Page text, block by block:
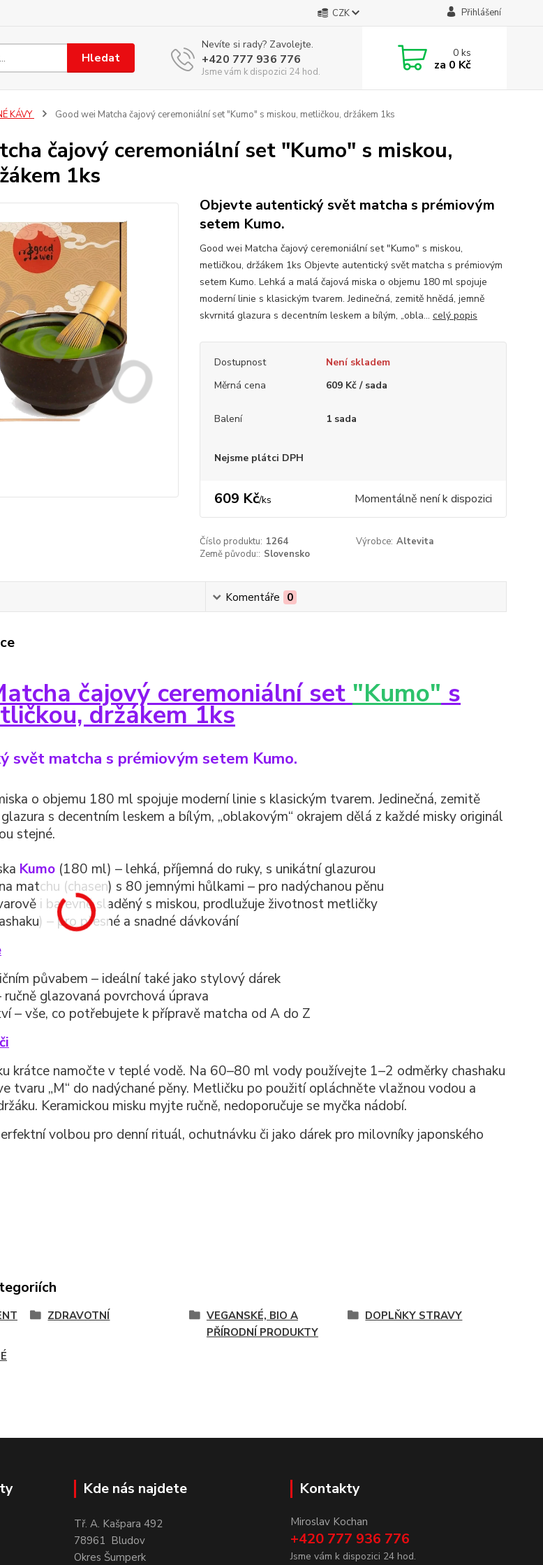
CZK Přihlášení
Hledat
Nevíte si rady? Zavolejte.
+420 777 936 776
Jsme vám k dispozici 24 hod.
0ks
za 0 Kč
KÁVY Good wei Matcha čajový ceremoniální set "Kumo" s miskou, metličkou, držákem 1ks
čajový ceremoniální set "Kumo" s miskou,
1ks
Objevte autentický svět matcha s prémiovým
setem Kumo.
Good wei Matcha čajový ceremoniální set "Kumo" s miskou,
metličkou, držákem 1ks Objevte autentický svět matcha s prémiovým
setem Kumo. Lehká a malá čajová miska o objemu 180 ml spojuje
moderní linie s klasickým tvarem. Jedinečná, zemitě hnědá, jemně
skvrnitá glazura s decentním leskem a bílým, „obla... celý popis
Dostupnost
Není skladem
Měrná cena
609 Kč / sada
Balení 1 sada
Nejsme plátci DPH
609 Kč/ks Momentálně není k dispozici
Číslo produktu: 1264 Výrobce: Altevita
Země původu:: Slovensko
Komentáře 0
čajový ceremoniální set "Kumo" s
držákem 1ks
svět matcha s prémiovým setem Kumo.
o objemu 180 ml spojuje moderní linie s klasickým tvarem. Jedinečná, zemitě
s decentním leskem a bílým, „oblakovým“ okrajem dělá z každé misky originál
stejné.
Kumo(180 ml) – lehká, příjemná do ruky, s unikátní glazurou
matchu (chasen) s 80 jemnými hůlkami – pro nadýchanou pěnu
i barevně sladěný s miskou, prodlužuje životnost metličky
– pro přesné a snadné dávkování
půvabem – ideální také jako stylový dárek
glazovaná povrchová úprava
– vše, co potřebujete k přípravě matcha od A do Z
krátce namočte v teplé vodě. Na 60–80 ml vody používejte 1–2 odměrky chashaku
tvaru „M“ do nadýchané pěny. Metličku po použití opláchněte vlažnou vodou a
Keramickou misku myjte ručně, nedoporučuje se myčka nádobí.
volbou pro denní rituál, ochutnávku či jako dárek pro milovníky japonského
ZDRAVOTNÍ
VEGANSKÉ, BIO A
PŘÍRODNÍ PRODUKTY
DOPLŇKY STRAVY
Kde nás najdete
Tř. A. Kašpara 492
78961 Bludov
Okres Šumperk
Kontakty
Miroslav Kochan
+420 777 936 776
Jsme vám k dispozici 24 hod.